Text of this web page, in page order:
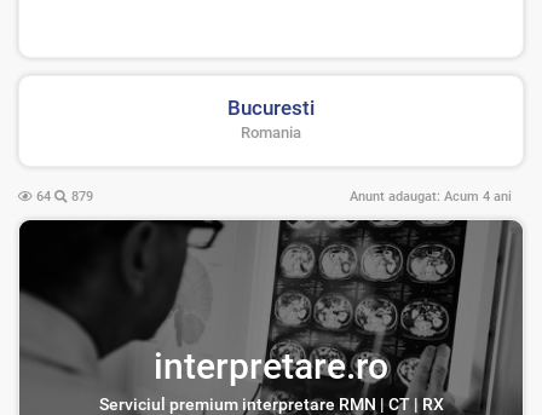
Bucuresti
Romania
64 879 Anunt adaugat: Acum 4 ani
interpretare.ro
Serviciul premium interpretare RMN | CT | RX